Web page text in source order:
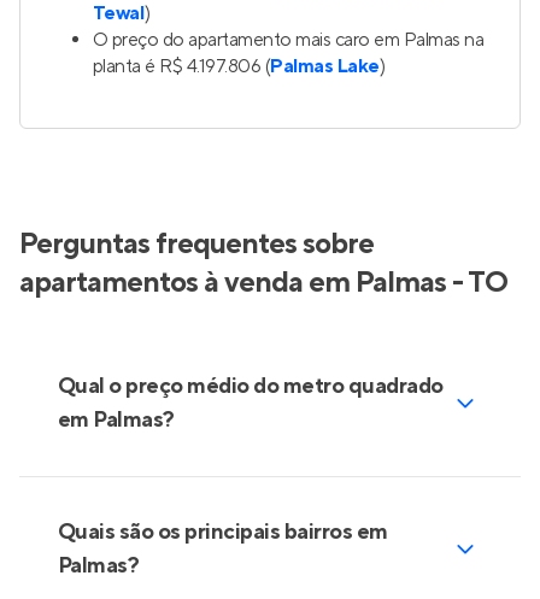
Tewal)
O preço do apartamento mais caro em Palmas na
planta é R$ 4.197.806 (Palmas Lake)
Perguntas frequentes sobre
apartamentos à venda em Palmas - TO
Qual o preço médio do metro quadrado
em Palmas?
Quais são os principais bairros em
Palmas?